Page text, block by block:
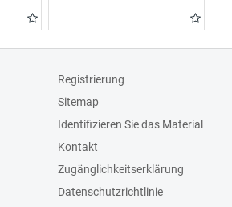
Registrierung
Sitemap
Identifizieren Sie das Material
Kontakt
Zugänglichkeitserklärung
Datenschutzrichtlinie